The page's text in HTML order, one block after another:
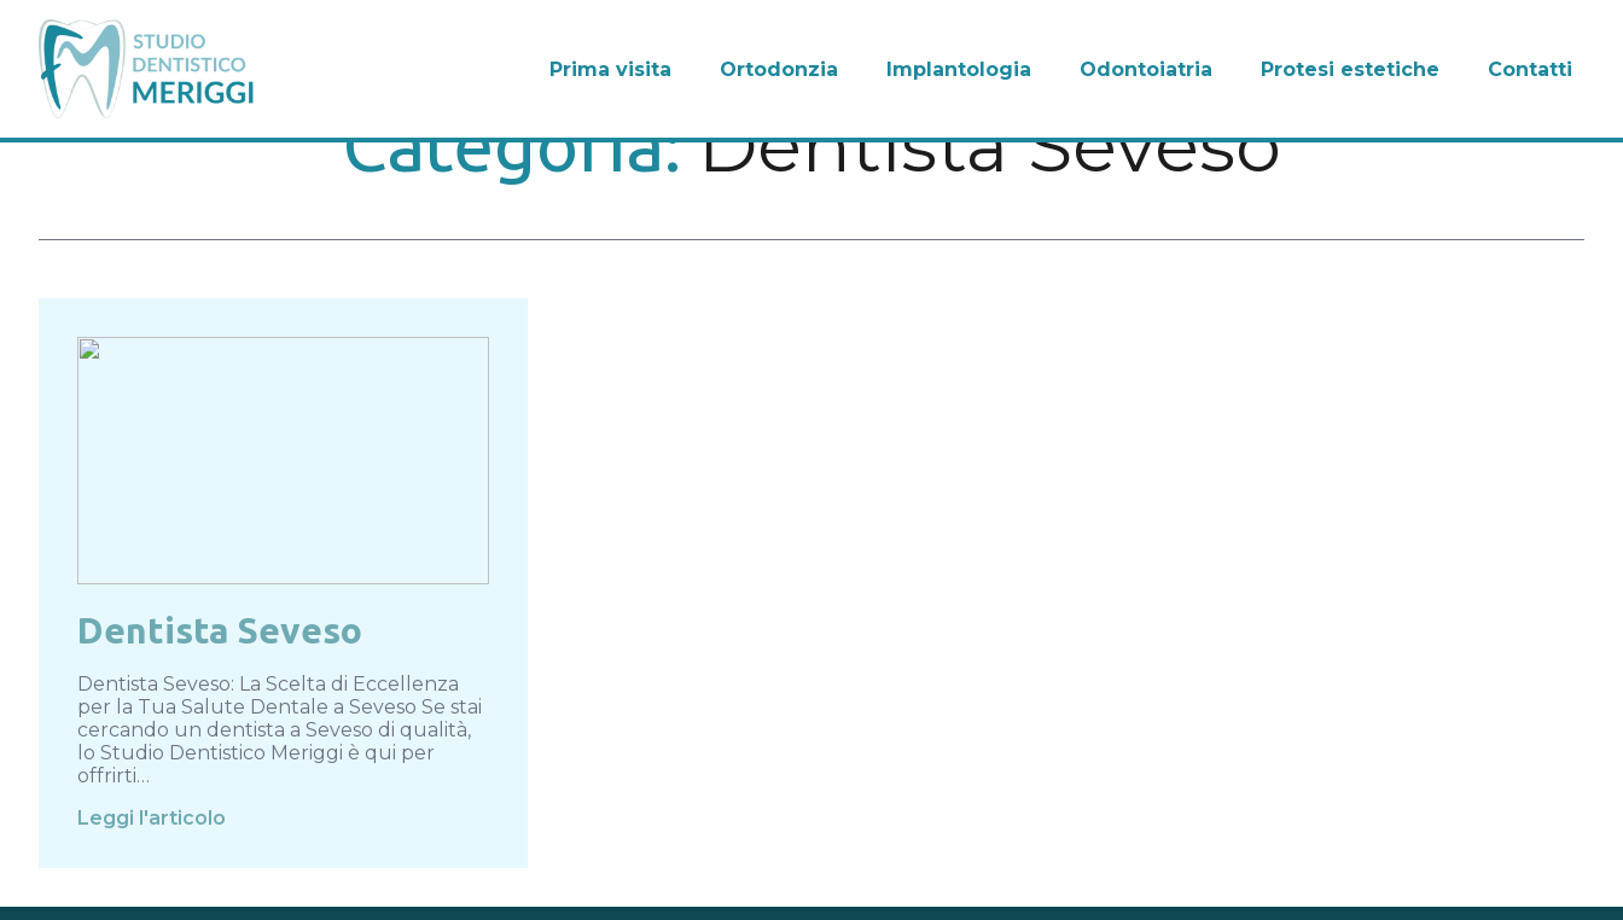
Prima visita Ortodonzia Implantologia Odontoiatria Protesi estetiche Contatti
Categoria:Dentista Seveso
Dentista Seveso
Dentista Seveso: La Scelta di Eccellenza
per la Tua Salute Dentale a Seveso Se stai
cercando un dentista a Seveso di qualità,
lo Studio Dentistico Meriggi è qui per
offrirti…
Leggi l'articolo